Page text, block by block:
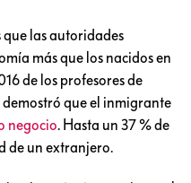
que las autoridades
más que los nacidos en
de los profesores de
que el inmigrante
negocio. Hasta un 37 % de
de un extranjero.